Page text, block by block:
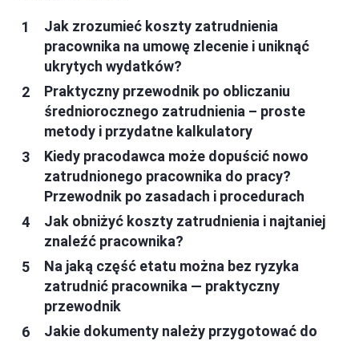
Jak zrozumieć koszty zatrudnienia
pracownika na umowę zlecenie i uniknąć
ukrytych wydatków?
Praktyczny przewodnik po obliczaniu
średniorocznego zatrudnienia – proste
metody i przydatne kalkulatory
Kiedy pracodawca może dopuścić nowo
zatrudnionego pracownika do pracy?
Przewodnik po zasadach i procedurach
Jak obniżyć koszty zatrudnienia i najtaniej
znaleźć pracownika?
Na jaką część etatu można bez ryzyka
zatrudnić pracownika — praktyczny
przewodnik
Jakie dokumenty należy przygotować do